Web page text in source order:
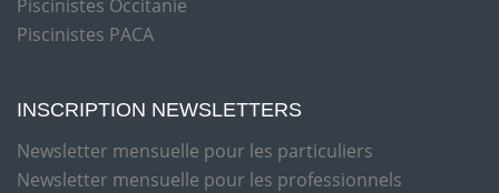
Piscinistes Occitanie
Piscinistes PACA
INSCRIPTION NEWSLETTERS
Newsletter mensuelle pour les particuliers
Newsletter mensuelle pour les professionnels